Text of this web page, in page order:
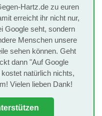
Hartz.de zu euren
erreicht ihr nicht nur,
Google seht, sondern
Menschen unsere
sehen können. Geht
dann "Auf Google
natürlich nichts,
Vielen lieben Dank!